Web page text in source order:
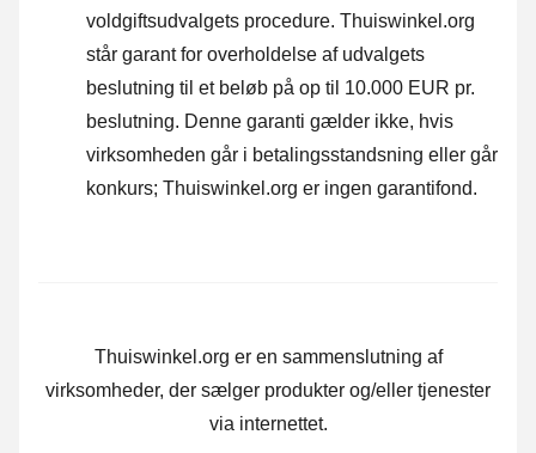
voldgiftsudvalgets procedure. Thuiswinkel.org
står garant for overholdelse af udvalgets
beslutning til et beløb på op til 10.000 EUR pr.
beslutning. Denne garanti gælder ikke, hvis
virksomheden går i betalingsstandsning eller går
konkurs; Thuiswinkel.org er ingen garantifond.
Thuiswinkel.org er en sammenslutning af
virksomheder, der sælger produkter og/eller tjenester
via internettet.